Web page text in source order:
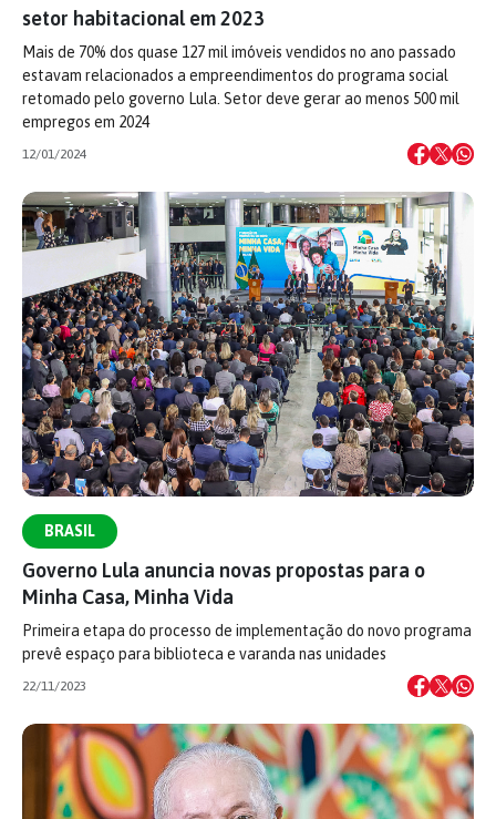
setor habitacional em 2023
Mais de 70% dos quase 127 mil imóveis vendidos no ano passado
estavam relacionados a empreendimentos do programa social
retomado pelo governo Lula. Setor deve gerar ao menos 500 mil
empregos em 2024
12/01/2024
BRASIL
Governo Lula anuncia novas propostas para o
Minha Casa, Minha Vida
Primeira etapa do processo de implementação do novo programa
prevê espaço para biblioteca e varanda nas unidades
22/11/2023